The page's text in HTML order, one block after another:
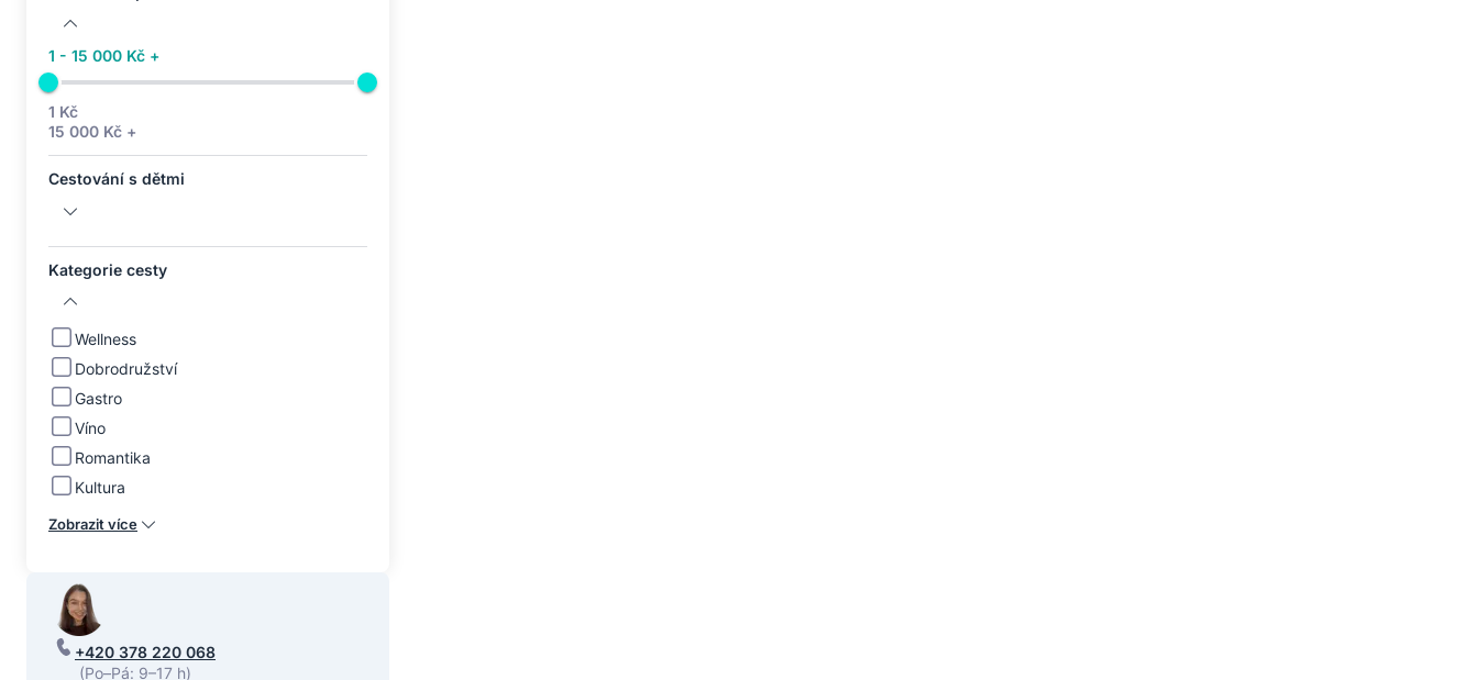
1 - 15 000 Kč +
1 Kč
15 000 Kč +
Cestování s dětmi
Kategorie cesty
Wellness
Dobrodružství
Gastro
Víno
Romantika
Kultura
Zobrazit více
+420 378 220 068
(Po–Pá: 9–17 h)